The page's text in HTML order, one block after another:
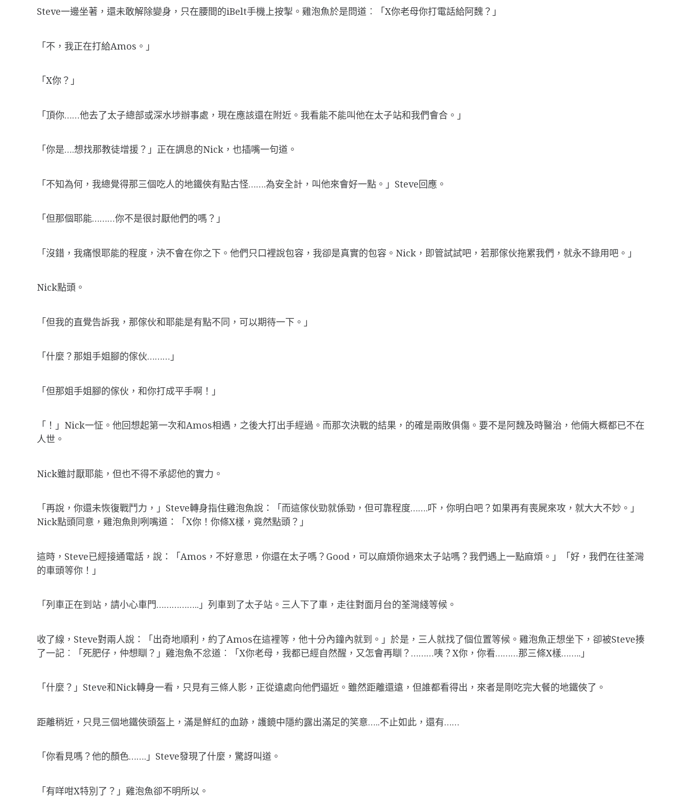
Steve一邊坐著，還未敢解除變身，只在腰間的iBelt手機上按掣。雞泡魚於是問道︰「X你老母你打電話給阿魏？」
「不，我正在打給Amos。」
「X你？」
「頂你……他去了太子總部或深水埗辦事處，現在應該還在附近。我看能不能叫他在太子站和我們會合。」
「你是….想找那教徒增援？」正在調息的Nick，也插嘴一句道。
「不知為何，我總覺得那三個吃人的地鐵俠有點古怪…….為安全計，叫他來會好一點。」Steve回應。
「但那個耶能………你不是很討厭他們的嗎？」
「沒錯，我痛恨耶能的程度，決不會在你之下。他們只口裡說包容，我卻是真實的包容。Nick，即管試試吧，若那傢伙拖累我們，就永不錄用吧。」
Nick點頭。
「但我的直覺告訴我，那傢伙和耶能是有點不同，可以期待一下。」
「什麼？那姐手姐腳的傢伙………」
「但那姐手姐腳的傢伙，和你打成平手啊！」
「！」Nick一怔。他回想起第一次和Amos相遇，之後大打出手經過。而那次決戰的結果，的確是兩敗俱傷。要不是阿魏及時醫治，他倆大概都已不在
人世。
Nick雖討厭耶能，但也不得不承認他的實力。
「再說，你還未恢復戰鬥力，」Steve轉身指住雞泡魚說：「而這傢伙勁就係勁，但可靠程度…….吓，你明白吧？如果再有喪屍來攻，就大大不妙。」
Nick點頭同意，雞泡魚則咧嘴道：「X你！你條X樣，竟然點頭？」
這時，Steve已經接通電話，說：「Amos，不好意思，你還在太子嗎？Good，可以麻煩你過來太子站嗎？我們遇上一點麻煩。」「好，我們在往荃灣
的車頭等你！」
「列車正在到站，請小心車門……………..」列車到了太子站。三人下了車，走往對面月台的荃灣綫等候。
收了線，Steve對兩人說：「出奇地順利，約了Amos在這裡等，他十分內鐘內就到。」於是，三人就找了個位置等候。雞泡魚正想坐下，卻被Steve揍
了一記︰「死肥仔，仲想瞓？」雞泡魚不忿道︰「X你老母，我都已經自然醒，又怎會再瞓？………咦？X你，你看………那三條X樣……..」
「什麼？」Steve和Nick轉身一看，只見有三條人影，正從遠處向他們逼近。雖然距離還遠，但誰都看得出，來者是剛吃完大餐的地鐵俠了。
距離稍近，只見三個地鐵俠頭盔上，滿是鮮紅的血跡，護鏡中隱約露出滿足的笑意…..不止如此，還有……
「你看見嗎？他的顏色…….」Steve發現了什麼，驚訝叫道。
「有咩咁X特別了？」雞泡魚卻不明所以。